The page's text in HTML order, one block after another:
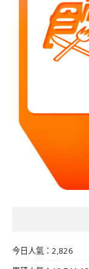
今日人氣：2,826